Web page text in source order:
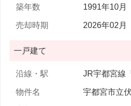
1991年10月
2026年02月
一戸建て
JR宇都宮線
宇都宮市立